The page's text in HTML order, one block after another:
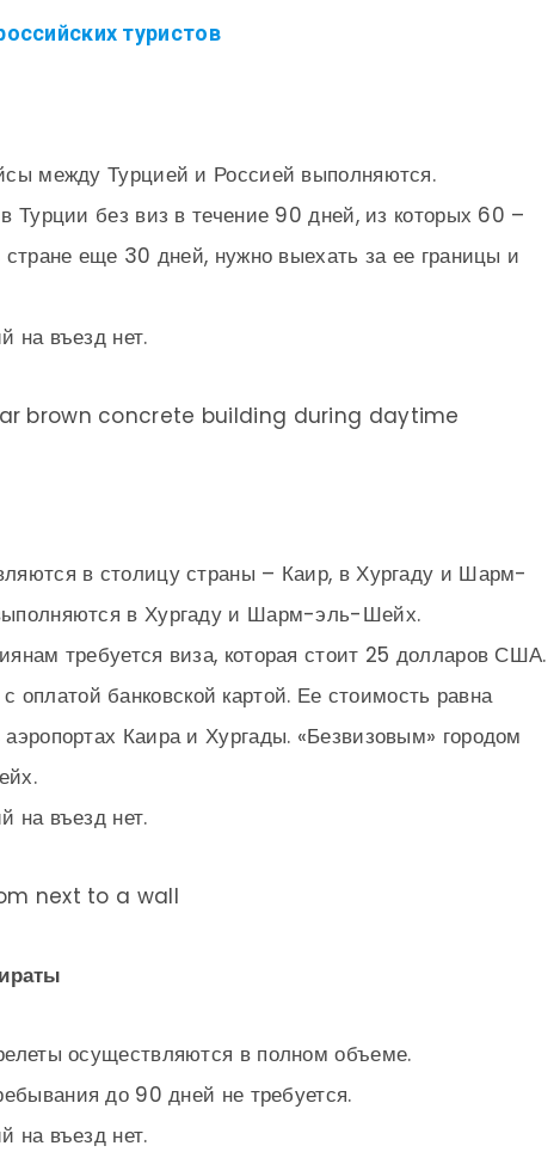
туристов
между Турцией и Россией выполняются.
Турции без виз в течение 90 дней, из которых 60 –
еще 30 дней, нужно выехать за ее границы и
на въезд нет.
в столицу страны – Каир, в Хургаду и Шарм-
в Хургаду и Шарм-эль-Шейх.
требуется виза, которая стоит 25 долларов США.
оплатой банковской картой. Ее стоимость равна
Каира и Хургады. «Безвизовым» городом
на въезд нет.
осуществляются в полном объеме.
до 90 дней не требуется.
на въезд нет.